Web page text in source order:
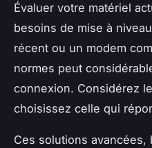
Évaluer votre matériel
besoins de mise à
récent ou un modem
normes peut
connexion. Considérez
choisissez celle qui
Ces solutions